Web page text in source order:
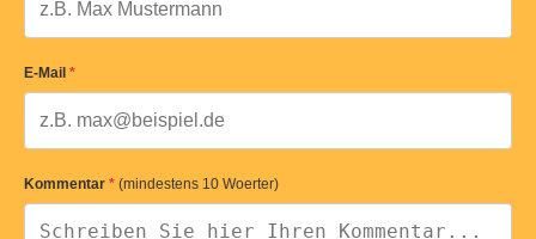
E-Mail *
Kommentar * (mindestens 10 Woerter)